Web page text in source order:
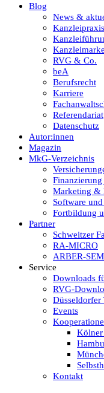
Blog
News &
Kanzleipraxis
RVG & Co.
beA
Berufsrecht
Karriere
Referendariat
Datenschutz
Autor:innen
Magazin
MkG-Verzeichnis
Marketing &
Software
Fortbildung
Partner
Schweitzer
RA-MICRO
ARBER-
Service
Downloads
RVG-
Düsseldorfer
Events
Kontakt